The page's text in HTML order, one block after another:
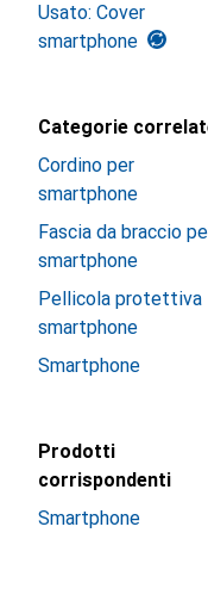
Usato: Cover
smartphone
Categorie
Cordino per
smartphone
Fascia da braccio
smartphone
Pellicola protettiva
smartphone
Smartphone
Prodotti
corrispondenti
Smartphone